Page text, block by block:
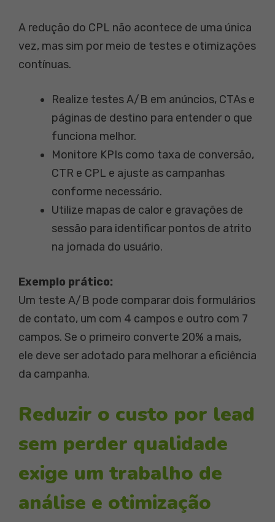
A redução do CPL não acontece de uma única
vez, mas sim por meio de testes e otimizações
contínuas.
Realize testes A/B em anúncios, CTAs e
páginas de destino para entender o que
funciona melhor.
Monitore KPIs como taxa de conversão,
CTR e CPL e ajuste as campanhas
conforme necessário.
Utilize mapas de calor e gravações de
sessão para identificar pontos de atrito
na jornada do usuário.
Exemplo prático:
Um teste A/B pode comparar dois formulários
de contato, um com 4 campos e outro com 7
campos. Se o primeiro converte 20% a mais,
ele deve ser adotado para melhorar a eficiência
da campanha.
Reduzir o custo por lead
sem perder qualidade
exige um trabalho de
análise e otimização